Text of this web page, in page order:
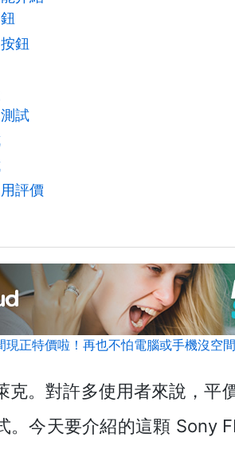
鈕
試
評價
現正特價啦！再也不怕電腦或手機沒空
克。對許多使用者來說，平
。今天要介紹的這顆 Sony